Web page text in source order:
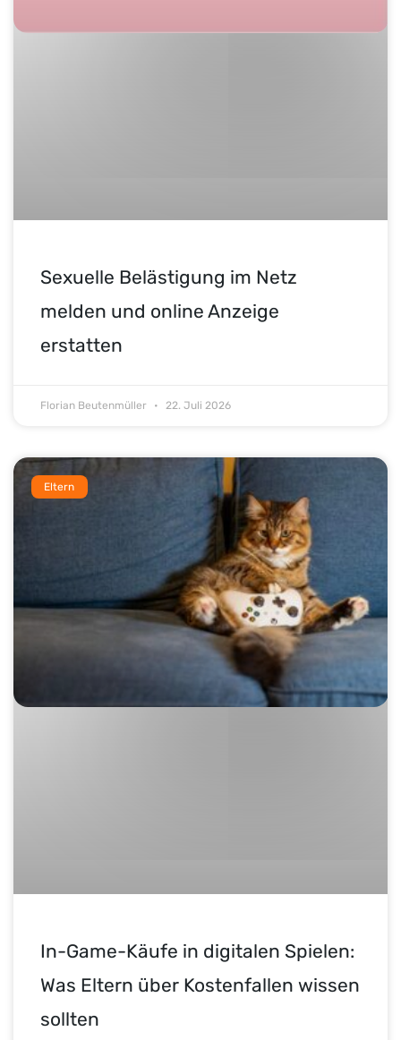
Sexuelle Belästigung im Netz
melden und online Anzeige
erstatten
Florian Beutenmüller 22. Juli 2026
Eltern
In-Game-Käufe in digitalen Spielen:
Was Eltern über Kostenfallen wissen
sollten